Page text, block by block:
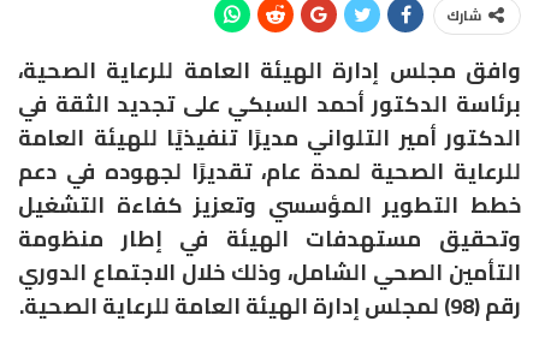
شارك
وافق مجلس إدارة الهيئة العامة للرعاية الصحية،
برئاسة الدكتور أحمد السبكي على تجديد الثقة في
الدكتور أمير التلواني مديرًا تنفيذيًا للهيئة العامة
للرعاية الصحية لمدة عام، تقديرًا لجهوده في دعم
خطط التطوير المؤسسي وتعزيز كفاءة التشغيل
وتحقيق مستهدفات الهيئة في إطار منظومة
التأمين الصحي الشامل، وذلك خلال الاجتماع الدوري
رقم (98) لمجلس إدارة الهيئة العامة للرعاية الصحية.